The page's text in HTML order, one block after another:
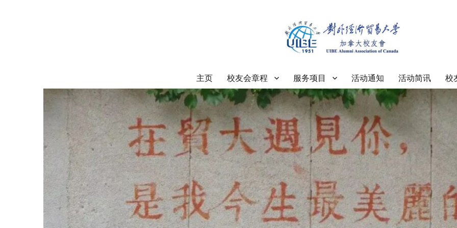
对外经济贸易大学加拿大校友会
主页 校友会章程 服务项目 活动通知 活动简讯 校